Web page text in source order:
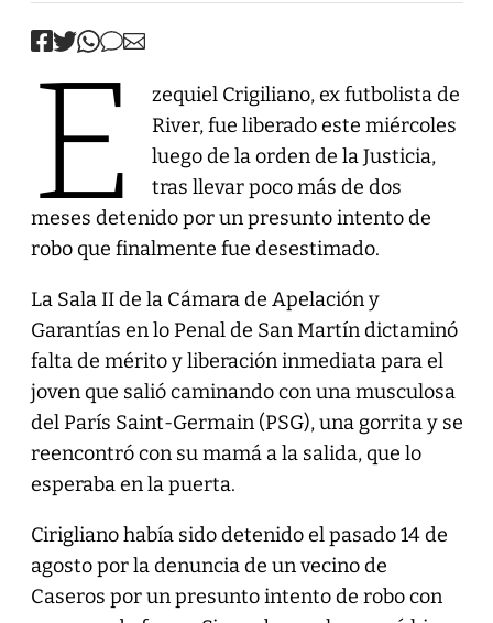
E
zequiel Crigiliano, ex futbolista de
River, fue liberado este miércoles
luego de la orden de la Justicia,
tras llevar poco más de dos
meses detenido por un presunto intento de
robo que finalmente fue desestimado.
La Sala II de la Cámara de Apelación y
Garantías en lo Penal de San Martín dictaminó
falta de mérito y liberación inmediata para el
joven que salió caminando con una musculosa
del París Saint-Germain (PSG), una gorrita y se
reencontró con su mamá a la salida, que lo
esperaba en la puerta.
Cirigliano había sido detenido el pasado 14 de
agosto por la denuncia de un vecino de
Caseros por un presunto intento de robo con